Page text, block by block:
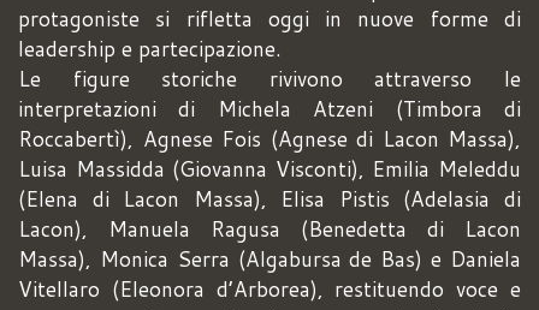
protagoniste si rifletta oggi in nuove forme di
leadership e partecipazione.
Le figure storiche rivivono attraverso le
interpretazioni di Michela Atzeni (Timbora di
Roccabertì), Agnese Fois (Agnese di Lacon Massa),
Luisa Massidda (Giovanna Visconti), Emilia Meleddu
(Elena di Lacon Massa), Elisa Pistis (Adelasia di
Lacon), Manuela Ragusa (Benedetta di Lacon
Massa), Monica Serra (Algabursa de Bas) e Daniela
Vitellaro (Eleonora d’Arborea), restituendo voce e